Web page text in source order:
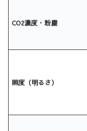
CO2濃度・粉塵
照度（明るさ）